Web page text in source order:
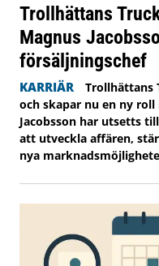
Trollhättans
Magnus
försäljningschef
KARRIÄR
Trollhättans
och skapar nu en ny
Jacobsson har utsetts
att utveckla affären,
nya